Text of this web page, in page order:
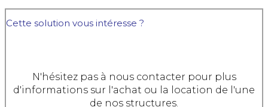
Cette solution vous intéresse ?
N'hésitez pas à nous contacter pour plus
d'informations sur l'achat ou la location de l'une
de nos structures.